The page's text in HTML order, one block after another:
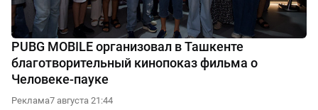
PUBG MOBILE организовал в Ташкенте
благотворительный кинопоказ фильма о
Человеке-пауке
Реклама7 августа 21:44